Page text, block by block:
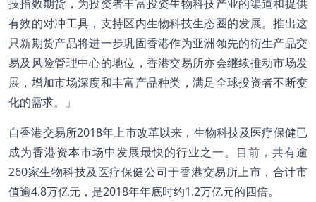
技指数期货，为投资者丰富投资生物科技产业的渠道和提供
有效的对冲工具，支持区内生物科技生态圈的发展。推出这
只新期货产品将进一步巩固香港作为亚洲领先的衍生产品交
易及风险管理中心的地位，香港交易所亦会继续推动市场发
展，增加市场深度和丰富产品种类，满足全球投资者不断变
化的需求。」
自香港交易所2018年上市改革以来，生物科技及医疗保健已
成为香港资本市场中发展最快的行业之一。目前，共有逾
260家生物科技及医疗保健公司于香港交易所上市，合计市
值逾4.8万亿元，是2018年年底时约1.2万亿元的四倍。